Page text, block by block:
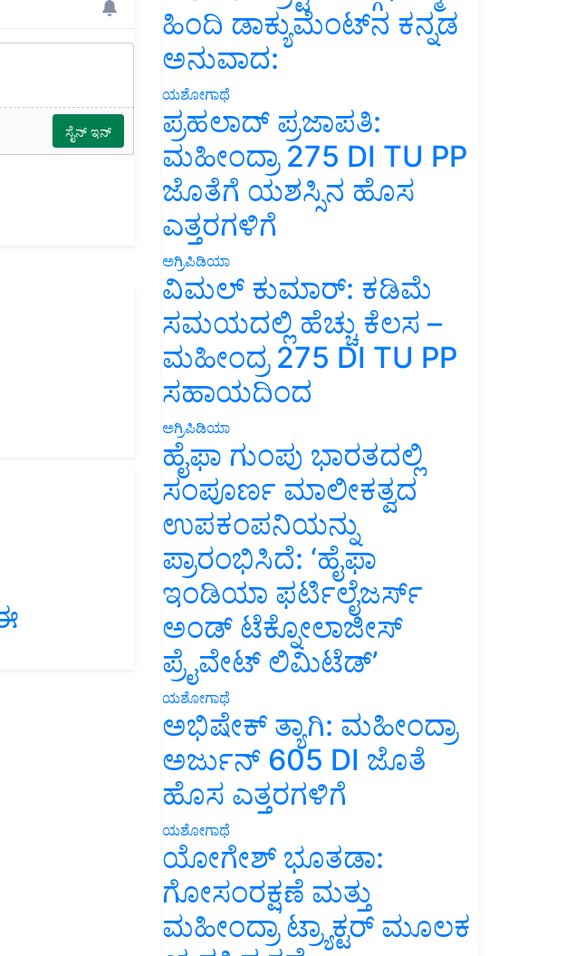
ಹಿಂದಿ ಡಾಕ್ಯುಮೆಂಟ್‌ನ ಕನ್ನಡ
ಅನುವಾದ:
ಯಶೋಗಾಥೆ
ಪ್ರಹಲಾದ್ ಪ್ರಜಾಪತಿ:
ಮಹೀಂದ್ರಾ 275 DI TU PP
ಜೊತೆಗೆ ಯಶಸ್ಸಿನ ಹೊಸ
ಎತ್ತರಗಳಿಗೆ
ಅಗ್ರಿಪಿಡಿಯಾ
ವಿಮಲ್ ಕುಮಾರ್: ಕಡಿಮೆ
ಸಮಯದಲ್ಲಿ ಹೆಚ್ಚು ಕೆಲಸ –
ಮಹೀಂದ್ರ 275 DI TU PP
ಸಹಾಯದಿಂದ
ಅಗ್ರಿಪಿಡಿಯಾ
ಹೈಫಾ ಗುಂಪು ಭಾರತದಲ್ಲಿ
ಸಂಪೂರ್ಣ ಮಾಲೀಕತ್ವದ
ಉಪಕಂಪನಿಯನ್ನು
ಪ್ರಾರಂಭಿಸಿದೆ: ‘ಹೈಫಾ
ಇಂಡಿಯಾ ಫರ್ಟಿಲೈಜರ್ಸ್
ಅಂಡ್ ಟೆಕ್ನೋಲಾಜೀಸ್
ಪ್ರೈವೇಟ್ ಲಿಮಿಟೆಡ್’
ಯಶೋಗಾಥೆ
ಅಭಿಷೇಕ್ ತ್ಯಾಗಿ: ಮಹೀಂದ್ರಾ
ಅರ್ಜುನ್ 605 DI ಜೊತೆ
ಹೊಸ ಎತ್ತರಗಳಿಗೆ
ಯಶೋಗಾಥೆ
ಯೋಗೇಶ್ ಭೂತಡಾ:
ಗೋಸಂರಕ್ಷಣೆ ಮತ್ತು
ಮಹೀಂದ್ರಾ ಟ್ರ್ಯಾಕ್ಟರ್ ಮೂಲಕ